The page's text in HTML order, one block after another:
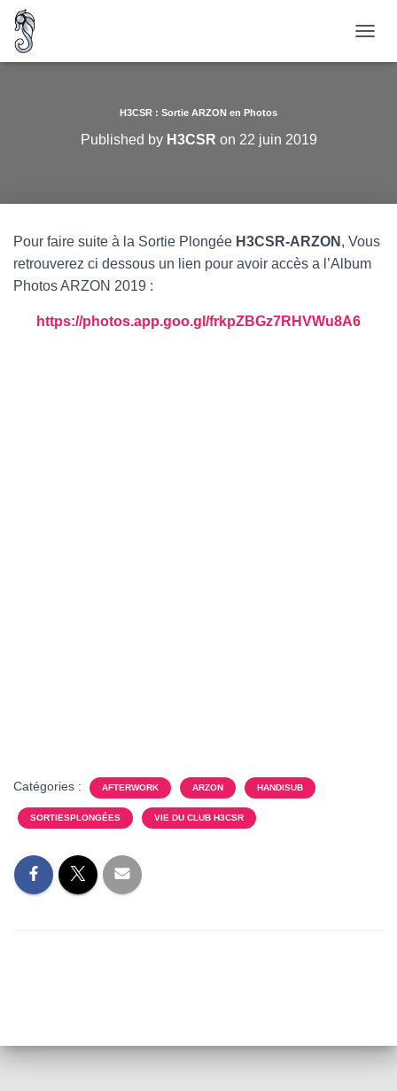
U
R
L
H3CSR : Sortie ARZON en Photos
Published by H3CSR on 22 juin 2019
Pour faire suite à la Sortie Plongée H3CSR-ARZON , Vous
retrouverez ci dessous un lien pour avoir accès a l’Album
Photos ARZON 2019 :
https://photos.app.goo.gl/frkpZBGz7RHVWu8A6
Catégories : AFTERWORK ARZON HANDISUB
SORTIESPLONGÉES VIE DU CLUB H3CSR